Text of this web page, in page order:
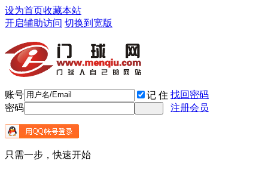
设为首页收藏本站
开启辅助访问 切换到宽版
账号 记 住 找回密码
密码
注册会员
只需一步，快速开始